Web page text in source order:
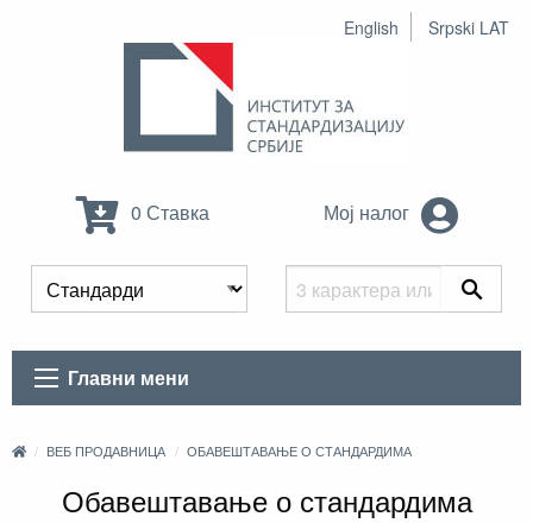
English Srpski LAT
0 Ставка Мој налог
Главни мени
ВЕБ ПРОДАВНИЦА ОБАВЕШТАВАЊЕ О СТАНДАРДИМА
Обавештавање о стандардима